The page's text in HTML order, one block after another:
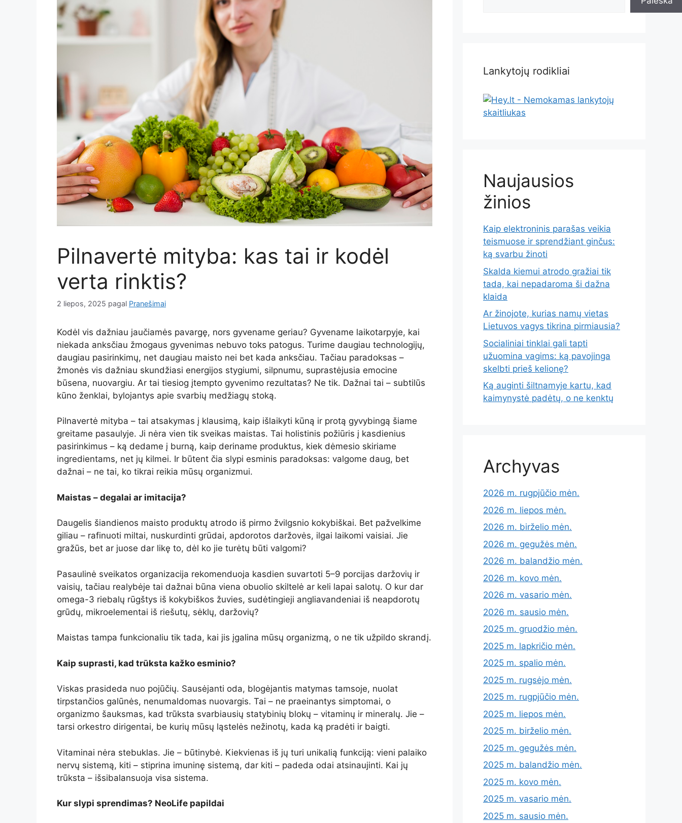
Pilnavertė mityba: kas tai ir kodėl
verta rinktis?
2 liepos, 2025 pagal Pranešimai
Kodėl vis dažniau jaučiamės pavargę, nors gyvename geriau? Gyvename laikotarpyje, kai
niekada anksčiau žmogaus gyvenimas nebuvo toks patogus. Turime daugiau technologijų,
daugiau pasirinkimų, net daugiau maisto nei bet kada anksčiau. Tačiau paradoksas –
žmonės vis dažniau skundžiasi energijos stygiumi, silpnumu, suprastėjusia emocine
būsena, nuovargiu. Ar tai tiesiog įtempto gyvenimo rezultatas? Ne tik. Dažnai tai – subtilūs
kūno ženklai, bylojantys apie svarbių medžiagų stoką.
Pilnavertė mityba – tai atsakymas į klausimą, kaip išlaikyti kūną ir protą gyvybingą šiame
greitame pasaulyje. Ji nėra vien tik sveikas maistas. Tai holistinis požiūris į kasdienius
pasirinkimus – ką dedame į burną, kaip deriname produktus, kiek dėmesio skiriame
ingredientams, net jų kilmei. Ir būtent čia slypi esminis paradoksas: valgome daug, bet
dažnai – ne tai, ko tikrai reikia mūsų organizmui.
Maistas – degalai ar imitacija?
Daugelis šiandienos maisto produktų atrodo iš pirmo žvilgsnio kokybiškai. Bet pažvelkime
giliau – rafinuoti miltai, nuskurdinti grūdai, apdorotos daržovės, ilgai laikomi vaisiai. Jie
gražūs, bet ar juose dar likę to, dėl ko jie turėtų būti valgomi?
Pasaulinė sveikatos organizacija rekomenduoja kasdien suvartoti 5–9 porcijas daržovių ir
vaisių, tačiau realybėje tai dažnai būna viena obuolio skiltelė ar keli lapai salotų. O kur dar
omega-3 riebalų rūgštys iš kokybiškos žuvies, sudėtingieji angliavandeniai iš neapdorotų
grūdų, mikroelementai iš riešutų, sėklų, daržovių?
Maistas tampa funkcionaliu tik tada, kai jis įgalina mūsų organizmą, o ne tik užpildo skrandį.
Kaip suprasti, kad trūksta kažko esminio?
Viskas prasideda nuo pojūčių. Sausėjanti oda, blogėjantis matymas tamsoje, nuolat
tirpstančios galūnės, nenumaldomas nuovargis. Tai – ne praeinantys simptomai, o
organizmo šauksmas, kad trūksta svarbiausių statybinių blokų – vitaminų ir mineralų. Jie –
tarsi orkestro dirigentai, be kurių mūsų ląstelės nežinotų, kada ką pradėti ir baigti.
Vitaminai nėra stebuklas. Jie – būtinybė. Kiekvienas iš jų turi unikalią funkciją: vieni palaiko
nervų sistemą, kiti – stiprina imuninę sistemą, dar kiti – padeda odai atsinaujinti. Kai jų
trūksta – išsibalansuoja visa sistema.
Kur slypi sprendimas? NeoLife papildai
Lankytojų rodikliai
Naujausios
žinios
Kaip elektroninis parašas veikia
teismuose ir sprendžiant ginčus:
ką svarbu žinoti
Skalda kiemui atrodo gražiai tik
tada, kai nepadaroma ši dažna
klaida
Ar žinojote, kurias namų vietas
Lietuvos vagys tikrina pirmiausia?
Socialiniai tinklai gali tapti
užuomina vagims: ką pavojinga
skelbti prieš kelionę?
Ką auginti šiltnamyje kartu, kad
kaimynystė padėtų, o ne kenktų
Archyvas
2026 m. rugpjūčio mėn.
2026 m. liepos mėn.
2026 m. birželio mėn.
2026 m. gegužės mėn.
2026 m. balandžio mėn.
2026 m. kovo mėn.
2026 m. vasario mėn.
2026 m. sausio mėn.
2025 m. gruodžio mėn.
2025 m. lapkričio mėn.
2025 m. spalio mėn.
2025 m. rugsėjo mėn.
2025 m. rugpjūčio mėn.
2025 m. liepos mėn.
2025 m. birželio mėn.
2025 m. gegužės mėn.
2025 m. balandžio mėn.
2025 m. kovo mėn.
2025 m. vasario mėn.
2025 m. sausio mėn.